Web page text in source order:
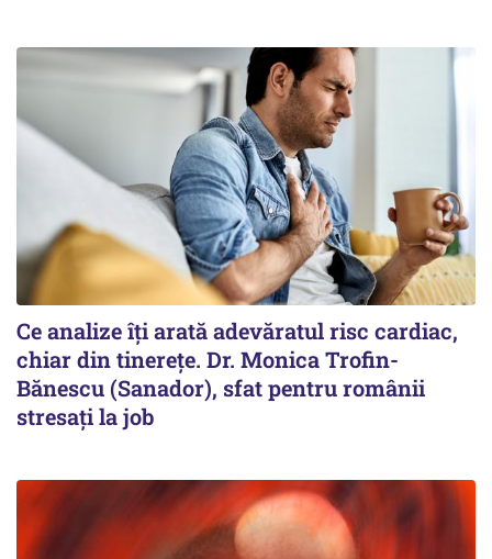
Ce analize îți arată adevăratul risc cardiac,
chiar din tinerețe. Dr. Monica Trofin-
Bănescu (Sanador), sfat pentru românii
stresați la job